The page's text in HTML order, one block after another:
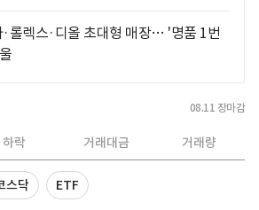
롤렉스·디올 초대형 매장… '명품 1번
08.11 장마감
하락 거래대금 거래량
스닥 ETF